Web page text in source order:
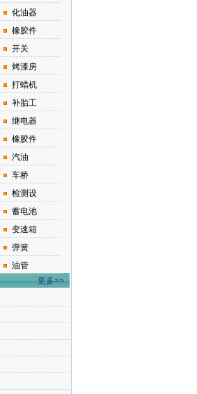
化油器
橡胶件
开关
烤漆房
打蜡机
补胎工
继电器
橡胶件
汽油
车桥
检测设
蓄电池
变速箱
弹簧
油管
更多>>